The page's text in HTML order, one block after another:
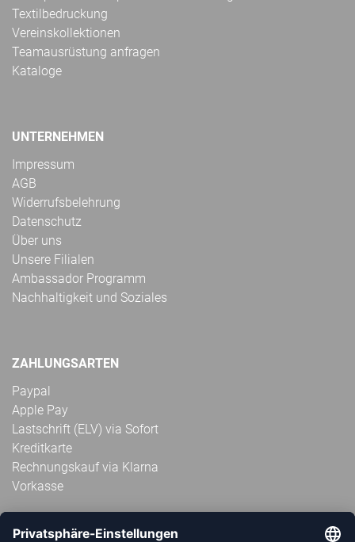
Textilbedruckung
Vereinskollektionen
Teamausrüstung anfragen
Kataloge
UNTERNEHMEN
Impressum
AGB
Widerrufsbelehrung
Datenschutz
Über uns
Unsere Filialen
Ambassador Programm
Nachhaltigkeit und Soziales
ZAHLUNGSARTEN
Paypal
Apple Pay
Lastschrift (ELV) via Sofort
Kreditkarte
Rechnungskauf via Klarna
Vorkasse